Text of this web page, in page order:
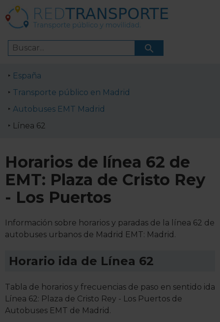
España
Transporte público en Madrid
Autobuses EMT Madrid
Línea 62
Horarios de línea 62 de
EMT: Plaza de Cristo Rey
- Los Puertos
Información sobre horarios y paradas de la línea 62 de
autobuses urbanos de Madrid EMT: Madrid.
Horario ida de Línea 62
Tabla de horarios y frecuencias de paso en sentido ida
Línea 62: Plaza de Cristo Rey - Los Puertos de
Autobuses EMT de Madrid.